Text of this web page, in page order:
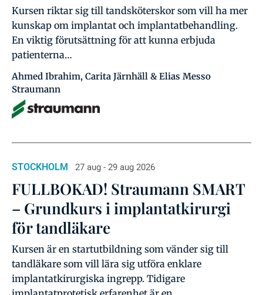
Kursen riktar sig till tandsköterskor som vill ha mer
kunskap om implantat och implantatbehandling.
En viktig förutsättning för att kunna erbjuda
patienterna…
Ahmed Ibrahim, Carita Järnhäll & Elias Messo
Straumann
STOCKHOLM 27 aug - 29 aug 2026
FULLBOKAD! Straumann SMART
– Grundkurs i implantatkirurgi
för tandläkare
Kursen är en startutbildning som vänder sig till
tandläkare som vill lära sig utföra enklare
implantatkirurgiska ingrepp. Tidigare